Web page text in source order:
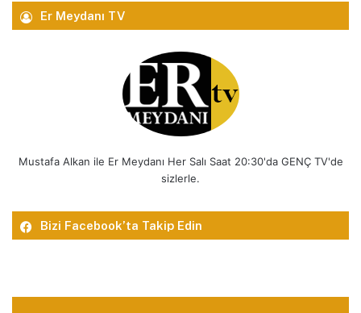
Er Meydanı TV
Mustafa Alkan ile Er Meydanı Her Salı Saat 20:30'da GENÇ TV'de
sizlerle.
Bizi Facebook’ta Takip Edin